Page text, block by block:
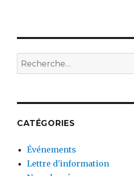
articles
Recherche
pour
CATÉGORIES
Événements
Lettre d'information